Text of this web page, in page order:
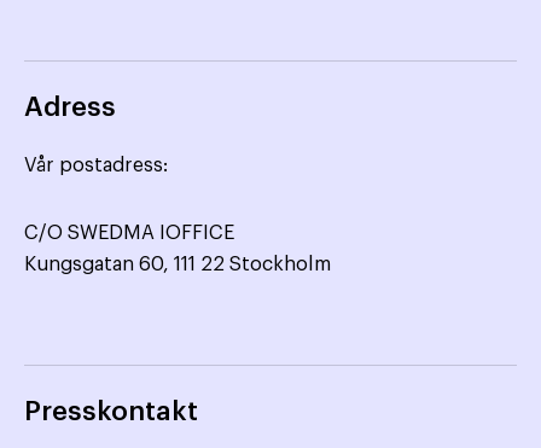
Adress
Vår postadress:
C/O SWEDMA IOFFICE
Kungsgatan 60, 111 22 Stockholm
Presskontakt